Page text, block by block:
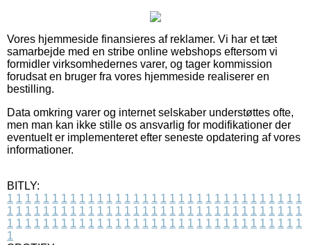
Vores hjemmeside finansieres af reklamer. Vi har et tæt
samarbejde med en stribe online webshops eftersom vi
formidler virksomhedernes varer, og tager kommission
forudsat en bruger fra vores hjemmeside realiserer en
bestilling.
Data omkring varer og internet selskaber understøttes ofte,
men man kan ikke stille os ansvarlig for modifikationer der
eventuelt er implementeret efter seneste opdatering af vores
informationer.
BITLY:
1 1 1 1 1 1 1 1 1 1 1 1 1 1 1 1 1 1 1 1 1 1 1 1 1 1 1 1 1 1 1 1 1
1 1 1 1 1 1 1 1 1 1 1 1 1 1 1 1 1 1 1 1 1 1 1 1 1 1 1 1 1 1 1 1 1
1 1 1 1 1 1 1 1 1 1 1 1 1 1 1 1 1 1 1 1 1 1 1 1 1 1 1 1 1 1 1 1 1
1